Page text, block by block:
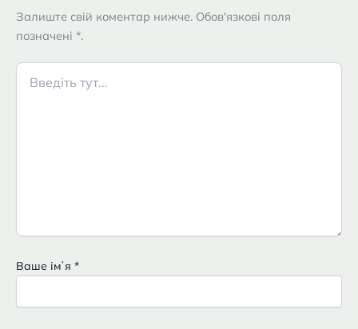
Залиште свій коментар нижче. Обов'язкові поля
позначені *.
Введіть
тут...
Ваше імʼя *